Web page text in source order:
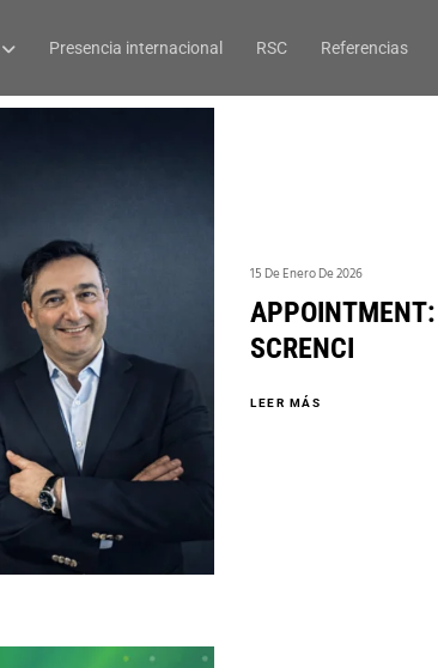
Presencia internacional RSC Referencias
15 De Enero De 2026
APPOINTMENT:
SCRENCI
LEER MÁS